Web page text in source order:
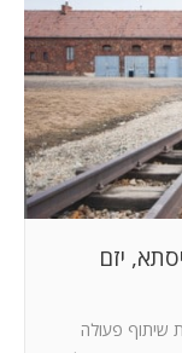
יזם
שיתוף פעולה